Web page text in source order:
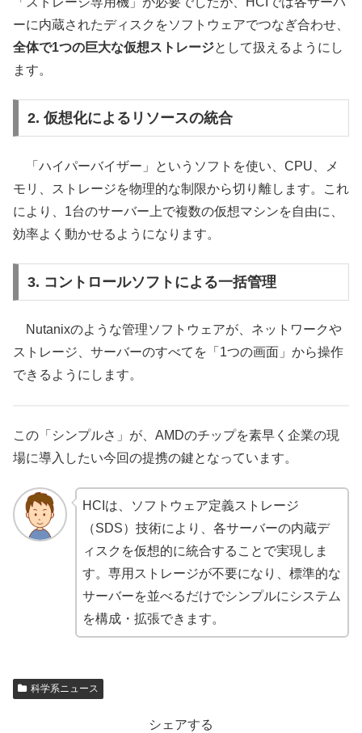
ーに内蔵されたディスクをソフトウェアでつなぎ合わせ、
全体で1つの巨大な仮想ストレージとして扱えるようにし
ます。
2. 仮想化によるリソースの統合
「ハイパーバイザー」というソフトを使い、CPU、メ
モリ、ストレージを物理的な制限から切り離します。これ
により、1台のサーバー上で複数の仮想マシンを自由に、
効率よく動かせるようになります。
3. コントロールソフトによる一括管理
Nutanixのような管理ソフトウェアが、ネットワークや
ストレージ、サーバーのすべてを「1つの画面」から操作
できるようにします。
この「シンプルさ」が、AMDのチップを素早く企業の現
場に導入したい今回の提携の鍵となっています。
HCIは、ソフトウェア定義ストレージ
（SDS）技術により、各サーバーの内蔵デ
ィスクを仮想的に統合することで実現しま
す。専用ストレージが不要になり、標準的な
サーバーを並べるだけでシンプルにシステム
を構成・拡張できます。
科学系ニュース
シェアする